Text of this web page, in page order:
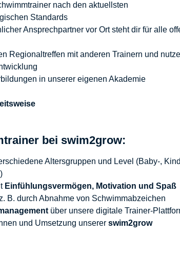
nach den aktuellsten
Standards
Ansprechpartner vor Ort steht dir für alle
Regionaltreffen mit anderen Trainern und
in unserer eigenen Akademie
bei swim2grow:
Altersgruppen und Level (Baby-,
Einfühlungsvermögen, Motivation und Spaß
B. durch Abnahme von Schwimmabzeichen
über unsere digitale Trainer-
und Umsetzung unserer swim2grow